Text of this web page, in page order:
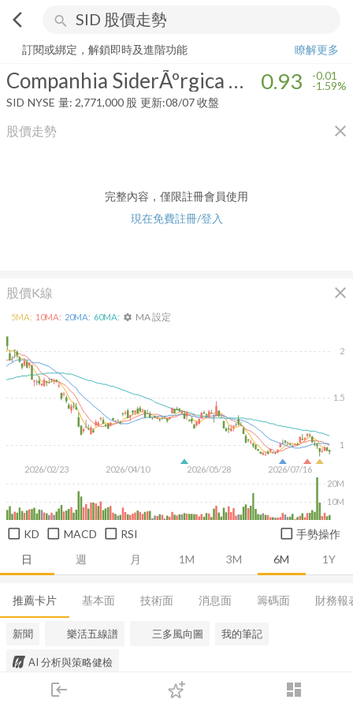
arrow_back_ios search
login dashboard
下單
Companhia SiderÃºrgica Nacional
訂閱或綁定，解鎖即時及進階功能
瞭解更多
Companhia SiderÃºrgica Nacional 0.93 -0.01
-1.59%
SID NYSE 量: 2,771,000 股 更新:08/07 收盤
股價走勢 close
完整內容，僅限註冊會員使用
現在免費註冊/登入
股價K線 close
日 週 月 1M 3M 6M 1Y
2026/02/23 2026/04/10 2026/05/28 2026/07/16
1
1.5
2
10M
20M
5MA: 10MA: 20MA: 60MA: settings MA 設定
KD MACD RSI 手勢操作
推薦卡片 基本面 技術面 消息面 籌碼面 財務報
新聞 樂活五線譜 三多風向圖 我的筆記
AI 分析與策略健檢